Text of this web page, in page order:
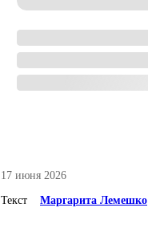
17 июня 2026
Текст Маргарита Лемешко